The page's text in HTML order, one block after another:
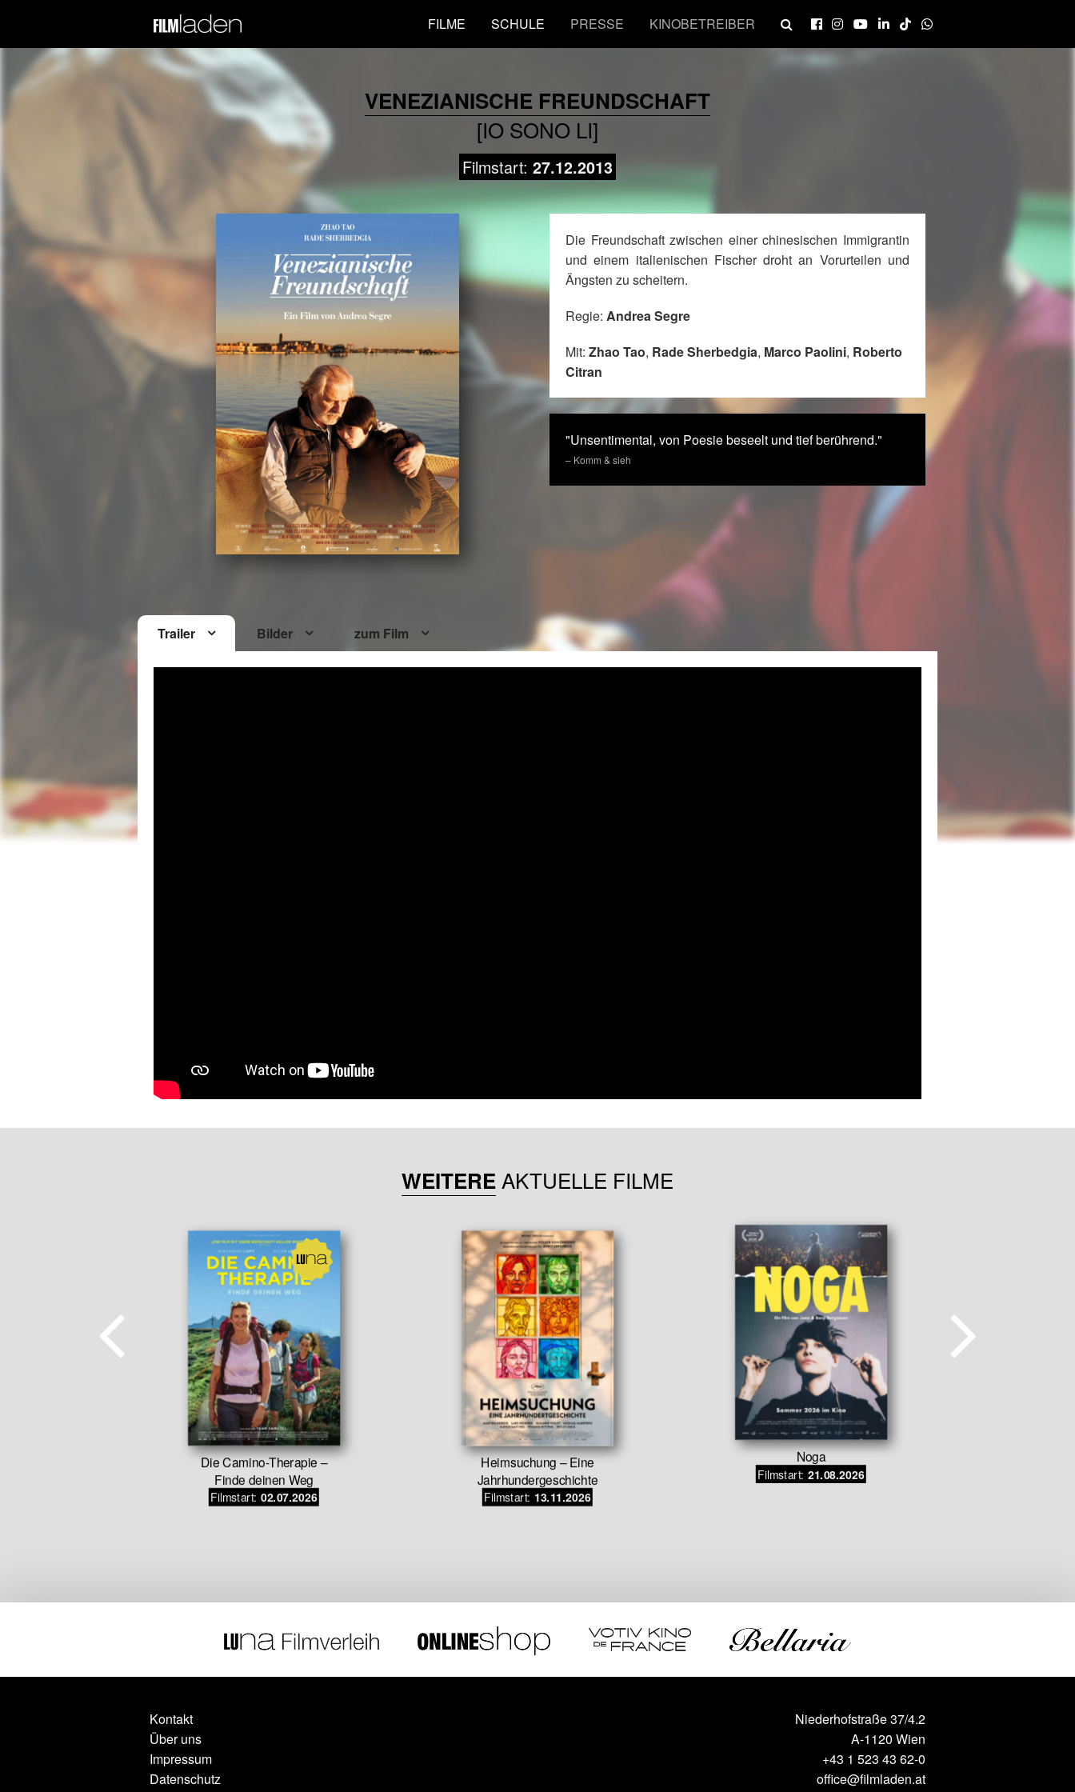
FILME SCHULE PRESSE KINOBETREIBER
VENEZIANISCHE FREUNDSCHAFT
[IO SONO LI]
Filmstart: 27.12.2013
Die Freundschaft zwischen einer chinesischen Immigrantin
und einem italienischen Fischer droht an Vorurteilen und
Ängsten zu scheitern.
Regie: Andrea Segre
Mit: Zhao Tao, Rade Sherbedgia, Marco Paolini, Roberto
Citran
"Unsentimental, von Poesie beseelt und tief berührend."
– Komm & sieh
Trailer Bilder zum Film
WEITERE AKTUELLE FILME
Die Camino-Therapie –
Finde deinen Weg
Filmstart:02.07.2026
Heimsuchung – Eine
Jahrhundergeschichte
Filmstart: 13.11.2026
Noga
Filmstart: 21.08.2026
Kontakt
Über uns
Impressum
Datenschutz
Niederhofstraße 37/4.2
A-1120 Wien
+43 1 523 43 62-0
office@filmladen.at